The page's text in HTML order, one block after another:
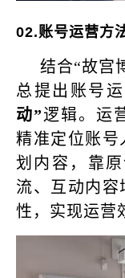
02.账号运营方
结合“故宫
总提出账号
动”逻辑。运
精准定位账号
划内容，靠
流、互动内容
性，实现运营